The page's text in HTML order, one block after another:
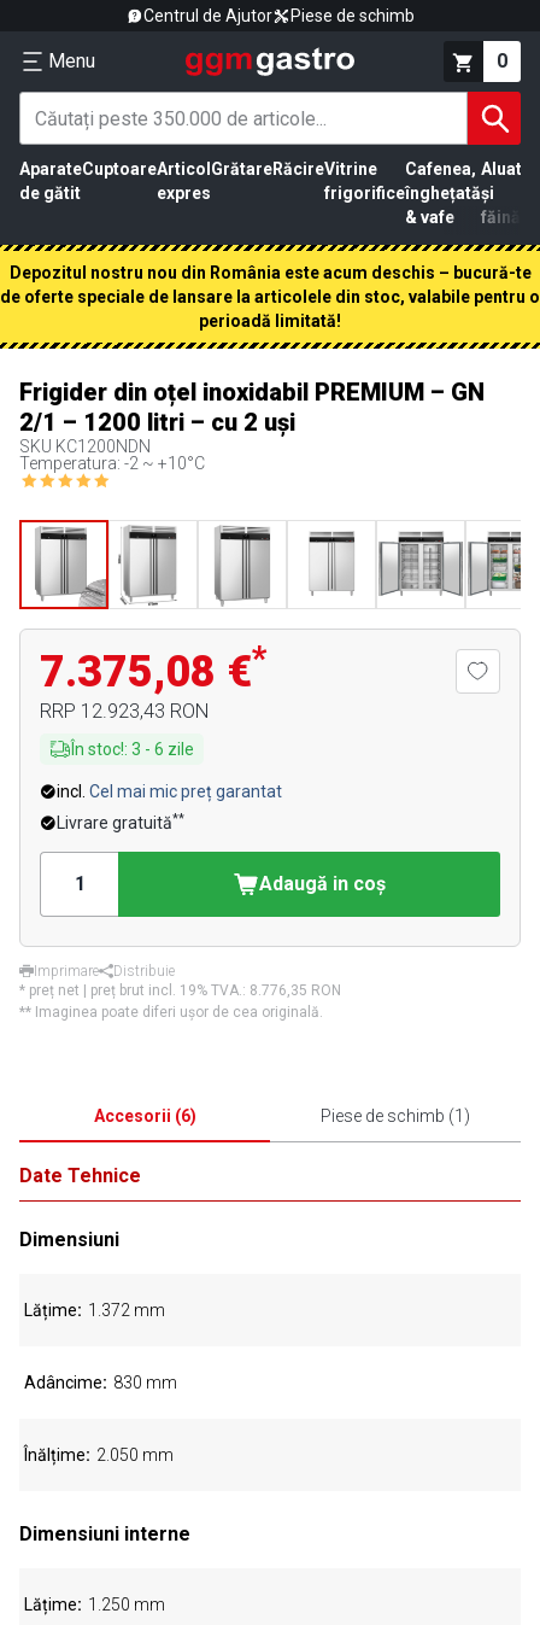
Centrul de Ajutor Piese de schimb
Menu 0
Aparate
de gătit
CuptoareArticol
expres
GrătareRăcireVitrine
frigorifice
Cafenea,
înghețată
& vafe
Aluat
și
făină
Depozitul nostru nou din România este acum deschis – bucură-te
de oferte speciale de lansare la articolele din stoc, valabile pentru o
perioadă limitată!
Frigider din oțel inoxidabil PREMIUM – GN
2/1 – 1200 litri – cu 2 uși
SKU KC1200NDN
Temperatura: -2 ~ +10°C
7.375,08 €*
RRP 12.923,43 RON
În stoc!: 3 - 6 zile
incl. Cel mai mic preț garantat
Livrare gratuită**
Adaugă in coş
Imprimare
Distribuie
* preț net | preț brut incl. 19% TVA.: 8.776,35 RON
** Imaginea poate diferi ușor de cea originală.
Accesorii (6) Piese de schimb (1 )
Date Tehnice
Dimensiuni
Lățime 1.372 mm
Adâncime 830 mm
Înălțime 2.050 mm
Dimensiuni interne
Lățime 1.250 mm